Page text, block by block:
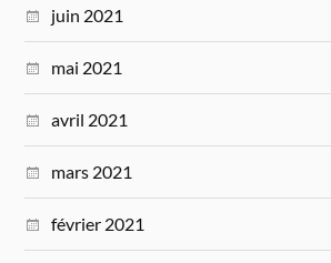
juin 2021
mai 2021
avril 2021
mars 2021
février 2021